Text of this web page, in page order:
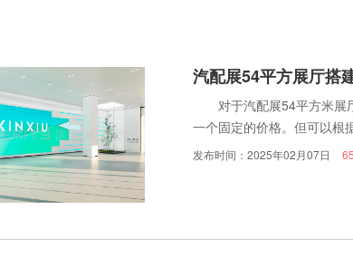
汽配展54平方展厅搭
对于汽配展54平方米展厅
一个固定的价格。但可以根
发布时间：2025年02月07日